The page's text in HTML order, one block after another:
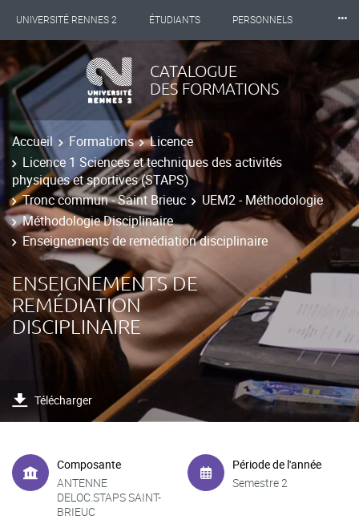
UNIVERSITÉ RENNES 2 ÉTUDIANTS PERSONNELS
INTERNATIONAL PROFESSIONNELS
LES NOUVELLES DE RENNES 2
⸱⸱⸱
CATALOGUE
DES FORMATIONS
Accueil Formations
Licence
Licence 1 Sciences et techniques des activités
physiques et sportives (STAPS)
Tronc commun - Saint Brieuc
UEM2 - Méthodologie
Méthodologie Disciplinaire
Enseignements de remédiation disciplinaire
ENSEIGNEMENTS DE
REMÉDIATION
DISCIPLINAIRE
Télécharger
Composante
ANTENNE
DELOC.STAPS SAINT-
BRIEUC
Période de l'année
Semestre 2